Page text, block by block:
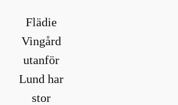
Flädie
Vingård
utanför
Lund har
stor